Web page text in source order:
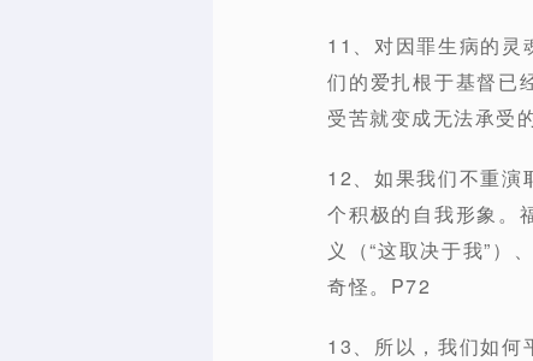
11、对因罪生病的灵
们的爱扎根于基督已
受苦就变成无法承受
12、如果我们不重演
个积极的自我形象。
义（“这取决于我”）
奇怪。P72
13、所以，我们如何